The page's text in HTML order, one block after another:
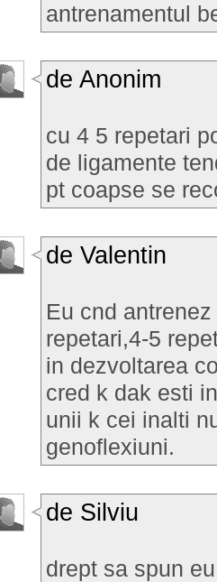
antrenamentul
de Anonim
cu 4 5 repetari
de ligamente
pt coapse se
de Valentin
Eu cnd
repetari,4-5
in dezvoltarea
cred k dak esti
unii k cei inalti
genoflexiuni.
de Silviu
drept sa spun